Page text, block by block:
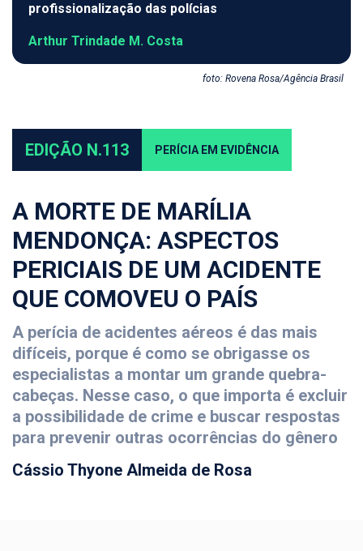
profissionalização das polícias
Arthur Trindade M. Costa
foto: Rovena Rosa/Agência Brasil
EDIÇÃO N.113 PERÍCIA EM EVIDÊNCIA
A MORTE DE MARÍLIA
MENDONÇA: ASPECTOS
PERICIAIS DE UM ACIDENTE
QUE COMOVEU O PAÍS
A perícia de acidentes aéreos é das mais
difíceis, porque é como se obrigasse os
especialistas a montar um grande quebra-
cabeças. Nesse caso, o que importa é excluir
a possibilidade de crime e buscar respostas
para prevenir outras ocorrências do gênero
Cássio Thyone Almeida de Rosa